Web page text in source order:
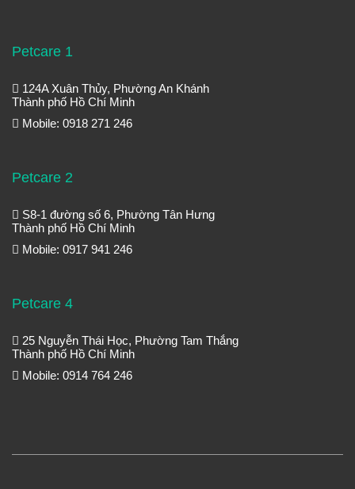
Petcare 1
124A Xuân Thủy, Phường An Khánh
Thành phố Hồ Chí Minh
Mobile: 0918 271 246
Petcare 2
S8-1 đường số 6, Phường Tân Hưng
Thành phố Hồ Chí Minh
Mobile: 0917 941 246
Petcare 4
25 Nguyễn Thái Học, Phường Tam Thắng
Thành phố Hồ Chí Minh
Mobile: 0914 764 246